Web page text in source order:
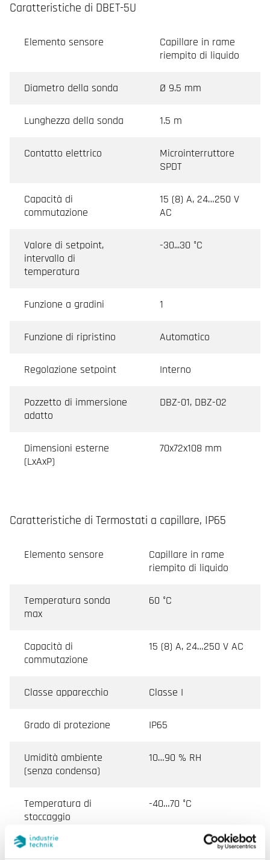
Caratteristiche di DBET-5U
Elemento sensore
Capillare in rame
riempito di liquido
Diametro della sonda Ø 9.5 mm
Lunghezza della sonda 1.5 m
Contatto elettrico
Microinterruttore
SPDT
Capacità di
commutazione
15 (8) A, 24…250 V
AC
Valore di setpoint,
intervallo di
temperatura
-30...30 °C
Funzione a gradini 1
Funzione di ripristino Automatico
Regolazione setpoint Interno
Pozzetto di immersione
adatto
DBZ-01, DBZ-02
Dimensioni esterne
(LxAxP)
70x72x108 mm
Caratteristiche di Termostati a capillare, IP65
Elemento sensore
Capillare in rame
riempito di liquido
Temperatura sonda
max
60 °C
Capacità di
commutazione
15 (8) A, 24…250 V AC
Classe apparecchio Classe I
Grado di protezione IP65
Umidità ambiente
(senza condensa)
10…90 % RH
Temperatura di
stoccaggio
-40…70 °C
Umidità di stoccaggio